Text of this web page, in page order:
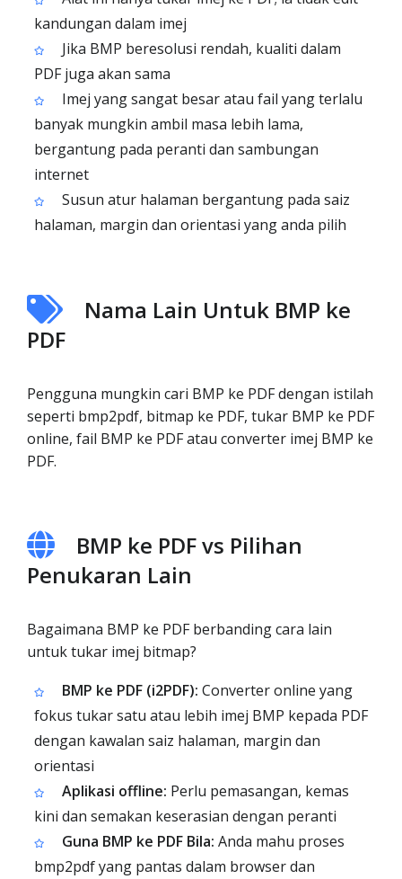
kandungan dalam imej
Jika BMP beresolusi rendah, kualiti dalam
PDF juga akan sama
Imej yang sangat besar atau fail yang terlalu
banyak mungkin ambil masa lebih lama,
bergantung pada peranti dan sambungan
internet
Susun atur halaman bergantung pada saiz
halaman, margin dan orientasi yang anda pilih
Nama Lain Untuk BMP ke
PDF
Pengguna mungkin cari BMP ke PDF dengan istilah
seperti bmp2pdf, bitmap ke PDF, tukar BMP ke PDF
online, fail BMP ke PDF atau converter imej BMP ke
PDF.
BMP ke PDF vs Pilihan
Penukaran Lain
Bagaimana BMP ke PDF berbanding cara lain
untuk tukar imej bitmap?
BMP ke PDF (i2PDF): Converter online yang
fokus tukar satu atau lebih imej BMP kepada PDF
dengan kawalan saiz halaman, margin dan
orientasi
Aplikasi offline: Perlu pemasangan, kemas
kini dan semakan keserasian dengan peranti
Guna BMP ke PDF Bila: Anda mahu proses
bmp2pdf yang pantas dalam browser dan